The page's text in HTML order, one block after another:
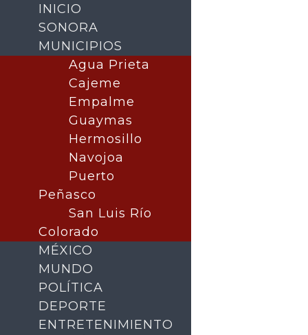
INICIO
SONORA
MUNICIPIOS
Agua Prieta
Cajeme
Empalme
Guaymas
Hermosillo
Navojoa
Puerto
Peñasco
San Luis Río
Colorado
MÉXICO
MUNDO
POLÍTICA
DEPORTE
ENTRETENIMIENTO